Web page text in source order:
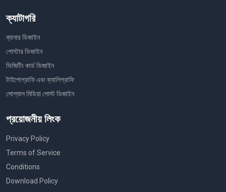
ক্যাটাগরি
ব্যানার ডিজাইন
পোস্টার ডিজাইন
ভিজিটিং কার্ড ডিজাইন
টাইপোগ্রাফি এবং ক্যালিগ্রাফি
সোশ্যাল মিডিয়া পোস্ট ডিজাইন
প্রয়োজনীয় লিংক
Privacy Policy
Terms of Service
Conditions
Download Policy